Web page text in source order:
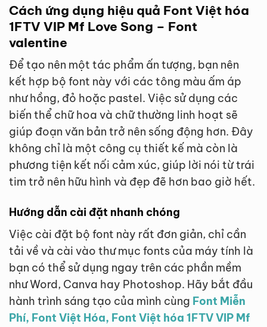
Cách ứng dụng hiệu quả Font Việt hóa
1FTV VIP Mf Love Song – Font
valentine
Để tạo nên một tác phẩm ấn tượng, bạn nên
kết hợp bộ font này với các tông màu ấm áp
như hồng, đỏ hoặc pastel. Việc sử dụng các
biến thể chữ hoa và chữ thường linh hoạt sẽ
giúp đoạn văn bản trở nên sống động hơn. Đây
không chỉ là một công cụ thiết kế mà còn là
phương tiện kết nối cảm xúc, giúp lời nói từ trái
tim trở nên hữu hình và đẹp đẽ hơn bao giờ hết.
Hướng dẫn cài đặt nhanh chóng
Việc cài đặt bộ font này rất đơn giản, chỉ cần
tải về và cài vào thư mục fonts của máy tính là
bạn có thể sử dụng ngay trên các phần mềm
như Word, Canva hay Photoshop. Hãy bắt đầu
hành trình sáng tạo của mình cùng Font Miễn
Phí, Font Việt Hóa, Font Việt hóa 1FTV VIP Mf